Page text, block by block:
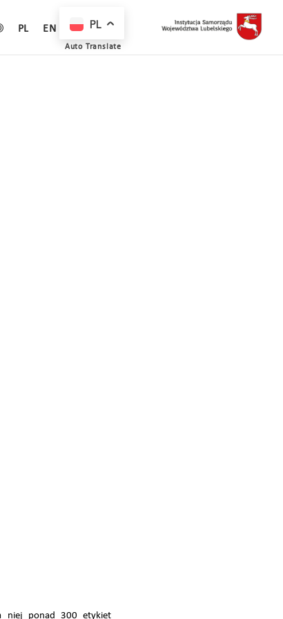
PL EN
niej ponad 300 etykiet
PL
Auto Translate